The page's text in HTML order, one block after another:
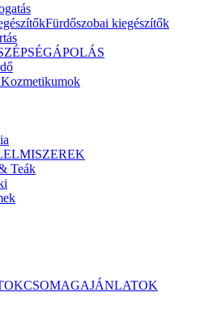
Fürdőszobai kiegészítők
Kozmetikumok
Teák
CSOMAGAJÁNLATOK